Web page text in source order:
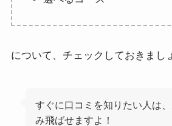
について、チェックしておきまし
すぐに口コミを知りたい人は
み飛ばせますよ！